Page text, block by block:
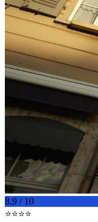
8.9 / 10
⭐⭐⭐⭐